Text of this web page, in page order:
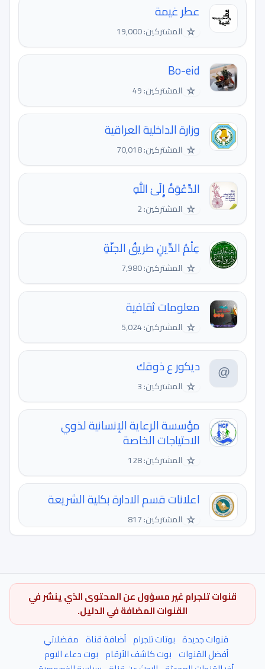
عطر غيمة
☆ المشتركين: 19,000
Bo-eid
☆ المشتركين: 49
وزارة الداخلية العراقية
☆ المشتركين: 70,018
الدَّعْوَةُ إِلَىٰ اللّٰهِ
☆ المشتركين: 2
عِلْمُ الدِّينِ طريقُ الجنّةِ
☆ المشتركين: 7,980
معلومات ثقافية
☆ المشتركين: 5,024
ديكور ع ذوقك
☆ المشتركين: 3
مؤسسة الرعاية الإنسانية لذوي
الاحتياجات الخاصة
☆ المشتركين: 128
اعلانات قسم الادارة بكلية الشريعة
☆ المشتركين: 817
قنوات تلجرام غير مسؤول عن المحتوى الذي ينشر في
القنوات المضافة في الدليل.
قنوات جديدة بوتات تلجرام أضافة قناة مفضلاتي
أفضل القنوات بوت كاشف الأرقام بوت دعاء اليوم